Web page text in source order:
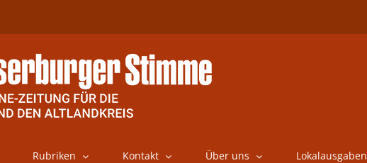
Rubriken Kontakt Über uns Lokalausgaben